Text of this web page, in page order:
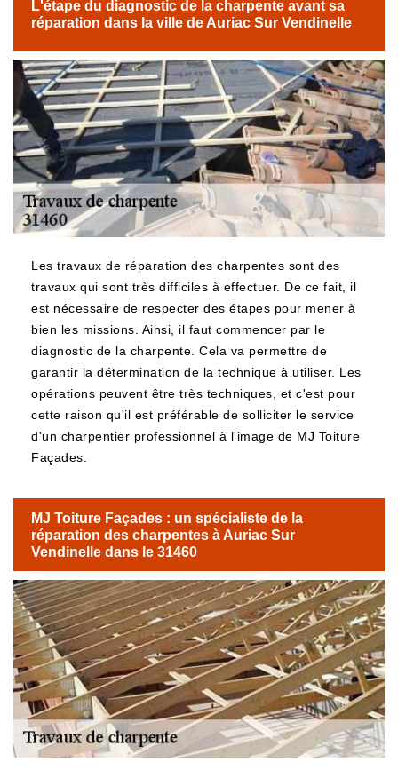
L'étape du diagnostic de la charpente avant sa
réparation dans la ville de Auriac Sur Vendinelle
Les travaux de réparation des charpentes sont des
travaux qui sont très difficiles à effectuer. De ce fait, il
est nécessaire de respecter des étapes pour mener à
bien les missions. Ainsi, il faut commencer par le
diagnostic de la charpente. Cela va permettre de
garantir la détermination de la technique à utiliser. Les
opérations peuvent être très techniques, et c'est pour
cette raison qu'il est préférable de solliciter le service
d'un charpentier professionnel à l'image de MJ Toiture
Façades.
MJ Toiture Façades : un spécialiste de la
réparation des charpentes à Auriac Sur
Vendinelle dans le 31460